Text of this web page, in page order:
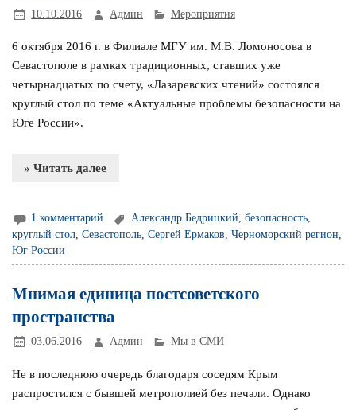
10.10.2016 Админ Мероприятия
6 октября 2016 г. в Филиале МГУ им. М.В. Ломоносова в
Севастополе в рамках традиционных, ставших уже
четырнадцатых по счету, «Лазаревских чтений» состоялся
круглый стол по теме «Актуальные проблемы безопасности на
Юге России».
» Читать далее
1 комментарий Александр Бедрицкий ,безопасность
круглый стол ,Севастополь ,Сергей Ермаков ,Черноморский регион
Юг России
Мнимая единица постсоветского
пространства
03.06.2016 Админ Мы в СМИ
Не в последнюю очередь благодаря соседям Крым
распростился с бывшей метрополией без печали. Однако